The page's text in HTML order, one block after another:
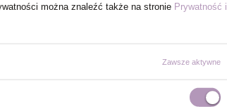
można znaleźć także na stronie Prywatność i
Zawsze aktywne